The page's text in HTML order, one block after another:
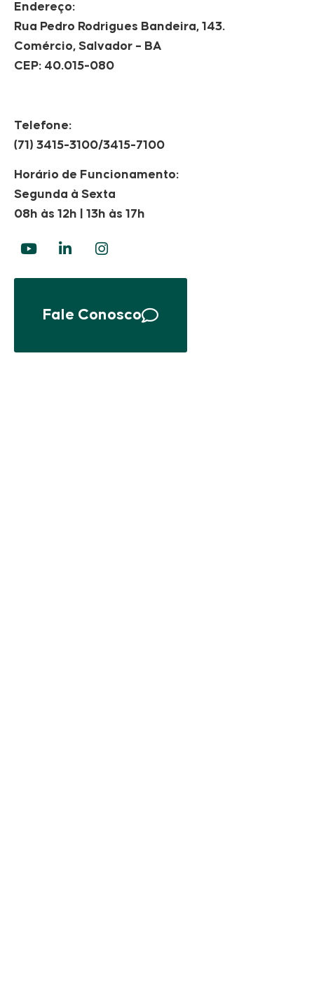
Endereço:
Rua Pedro Rodrigues Bandeira, 143.
Comércio, Salvador – BA
CEP: 40.015-080
Telefone:
(71) 3415-3100/3415-7100
Horário de Funcionamento:
Segunda à Sexta
08h às 12h | 13h às 17h
Fale Conosco